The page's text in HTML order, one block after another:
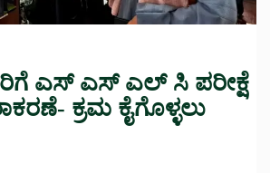
ಎಸ್ ಎಸ್ ಎಲ್ ಸಿ ಪರೀಕ್ಷೆ
ಕ್ರಮ ಕೈಗೊಳ್ಳಲು